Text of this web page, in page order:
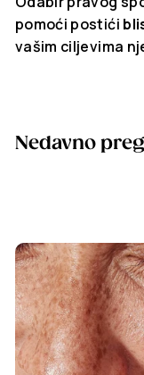
pomoći postići
vašim ciljevima
Nedavno